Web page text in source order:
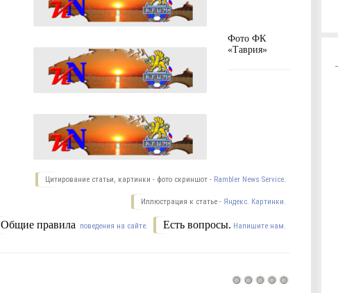
Фото ФК
«Таврия»
Цитирование статьи, картинки - фото скриншот - Rambler News Service.
Иллюстрация к статье - Яндекс. Картинки.
Есть вопросы. Напишите нам.
Общие правила поведения на сайте.